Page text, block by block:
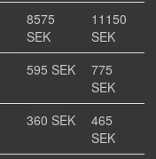
8575
SEK
11150
SEK
595 SEK
775
SEK
360 SEK
465
SEK